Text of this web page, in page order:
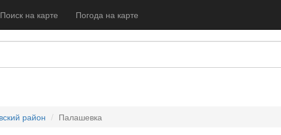
Поиск на карте Погода на карте
район Палашевка